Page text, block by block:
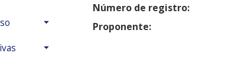
Número de registro:
Proponente: